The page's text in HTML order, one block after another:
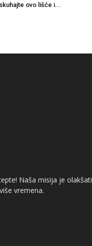
skuhajte ovo lišće i...
Naša misija je olakšati
vremena.